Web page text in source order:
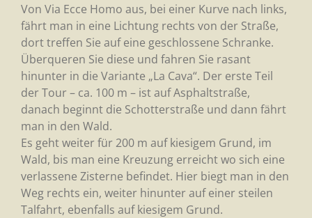
Von Via Ecce Homo aus, bei einer Kurve nach links,
fährt man in eine Lichtung rechts von der Straße,
dort treffen Sie auf eine geschlossene Schranke.
Überqueren Sie diese und fahren Sie rasant
hinunter in die Variante „La Cava“. Der erste Teil
der Tour – ca. 100 m – ist auf Asphaltstraße,
danach beginnt die Schotterstraße und dann fährt
man in den Wald.
Es geht weiter für 200 m auf kiesigem Grund, im
Wald, bis man eine Kreuzung erreicht wo sich eine
verlassene Zisterne befindet. Hier biegt man in den
Weg rechts ein, weiter hinunter auf einer steilen
Talfahrt, ebenfalls auf kiesigem Grund.